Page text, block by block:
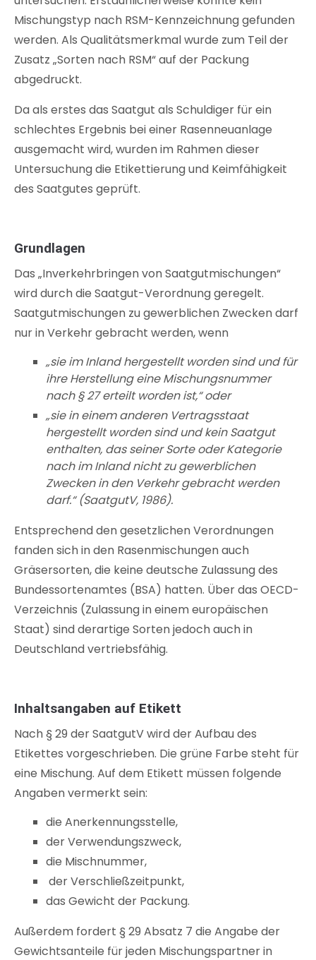
Mischungstyp nach RSM-Kennzeichnung gefunden
werden. Als Qualitätsmerkmal wurde zum Teil der
Zusatz „Sorten nach RSM“ auf der Packung
abgedruckt.
Da als erstes das Saatgut als Schuldiger für ein
schlechtes Ergebnis bei einer Rasenneuanlage
ausgemacht wird, wurden im Rahmen dieser
Untersuchung die Etikettierung und Keimfähigkeit
des Saatgutes geprüft.
Grundlagen
Das „Inverkehrbringen von Saatgutmischungen“
wird durch die Saatgut-Verordnung geregelt.
Saatgutmischungen zu gewerblichen Zwecken darf
nur in Verkehr gebracht werden, wenn
„sie im Inland hergestellt worden sind und für
ihre Herstellung eine Mischungsnummer
nach § 27 erteilt worden ist,“ oder
„sie in einem anderen Vertragsstaat
hergestellt worden sind und kein Saatgut
enthalten, das seiner Sorte oder Kategorie
nach im Inland nicht zu gewerblichen
Zwecken in den Verkehr gebracht werden
darf.“ (SaatgutV, 1986).
Entsprechend den gesetzlichen Verordnungen
fanden sich in den Rasenmischungen auch
Gräsersorten, die keine deutsche Zulassung des
Bundessortenamtes (BSA) hatten. Über das OECD-
Verzeichnis (Zulassung in einem europäischen
Staat) sind derartige Sorten jedoch auch in
Deutschland vertriebsfähig.
Inhaltsangaben auf Etikett
Nach § 29 der SaatgutV wird der Aufbau des
Etikettes vorgeschrieben. Die grüne Farbe steht für
eine Mischung. Auf dem Etikett müssen folgende
Angaben vermerkt sein:
die Anerkennungsstelle,
der Verwendungszweck,
die Mischnummer,
der Verschließzeitpunkt,
das Gewicht der Packung.
Außerdem fordert § 29 Absatz 7 die Angabe der
Gewichtsanteile für jeden Mischungspartner in